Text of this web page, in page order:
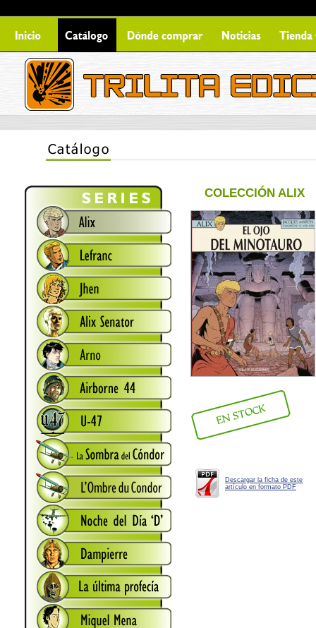
COLECCIÓN ALIX
Descargar la ficha de este
artículo en formato PDF